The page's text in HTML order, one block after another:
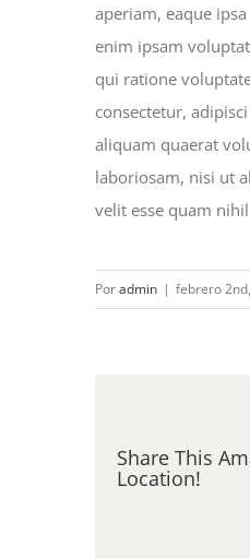
aperiam, eaque
enim ipsam
qui ratione
consectetur,
aliquam quaerat
laboriosam, nisi ut
velit esse quam
Poradmin | febrero
Share This
Location!